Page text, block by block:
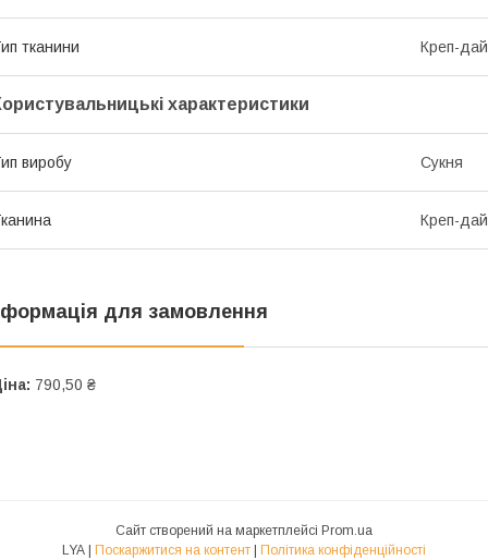
тканини Креп-
характеристики
виробу Сукня
Креп-
для замовлення
790,50 ₴
Сайт створений на маркетплейсі Prom.ua
Поскаржитися на контент Політика конфіденційності